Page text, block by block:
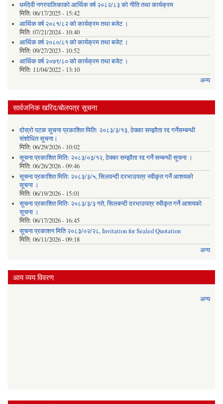
धर्मदेवी नगरपालिकाको आर्थिक वर्ष २०८२/८३ को नीति तथा कार्यक्रम
मिति: 06/17/2025 - 15:42
आर्थिक वर्ष २०८१/८२ को कार्यक्रम तथा बजेट ।
मिति: 07/21/2024 - 10:40
आर्थिक वर्ष २०८०/८१ को कार्यक्रम तथा बजेट ।
मिति: 09/27/2023 - 10:52
आर्थिक वर्ष २०७९/८० को कार्यक्रम तथा बजेट ।
मिति: 11/04/2022 - 13:10
अन्य
सार्वजनिक खरिद/बोलपत्र सूचना
दोस्रो पटक सूचना प्रकाशित मितिः २०८३/३/१३, ठेक्का सम्झौता रद्द गर्नेसम्बन्धी
संशोधित सूचना।
मिति: 06/29/2026 - 10:02
सूचना प्रकाशित मितिः २०८३/०३/१२, ठेक्का सम्झौता रद्द गर्ने सम्बन्धी सूचना ।
मिति: 06/26/2026 - 09:46
सूचना प्रकाशित मितिः २०८३/३/५, सिलवन्दी दरभाउपत्र स्वीकृत गर्ने आशयको
सूचना ।
मिति: 06/19/2026 - 15:01
सूचना प्रकाशित मितिः २०८३/३/३ गते, सिलबन्दी दरभाउपत्र स्वीकृत गर्ने आशयको
सूचना ।
मिति: 06/17/2026 - 16:45
सूचना प्रकाशन मिति २०८३/०२/२८, Invitation for Sealed Quotation
मिति: 06/11/2026 - 09:18
अन्य
आय व्यय विवरण
अन्य